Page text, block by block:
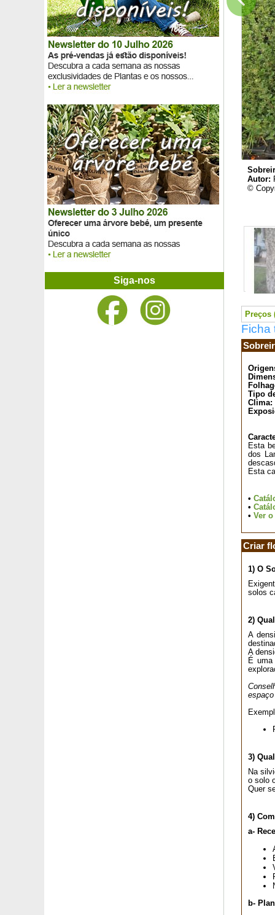
Tília prateada
Tojo
Tomilho
Tomilho limão
Tomilho limão dourado
Tomilho serpão
Toranja
Totem do México
Tremoço-azul
Tremoço-branco
Tremoço-rosa
Tremoço-vermeilho
Trevo morangueiro, Trevo cobertura de solo
Tristaniopsis laurina, Kanooka
Tuia-da-china 'Aurea Nana'
Tulipeiro da Virgínia
Ulmeiro-comum
Ulmeiro Lutèce® 'Nanguen'
Ulmeiro 'Sapporo Gold'
Urze anã Limoncello
Urze da Corsega, urze grande
Urze de Inverno branca
Urze de Inverno rosa
Urze de Inverno vermelha
Urze de verão amarela
Urze de verão branca
Urze de verão rosa
Siga-nos
Autor:
©
Preços
Ficha
Tipo
Clima:
Esta
dos
Esta
•
•
• Ver
Criar
1) O
solos
2)
A
A
É
3)
Na
o solo
Quer
4)
a-
b-